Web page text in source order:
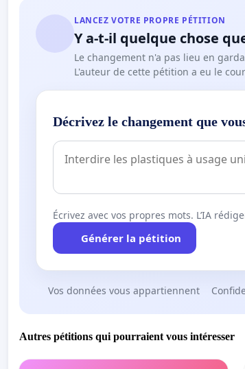
LANCEZ VOTRE PROPRE PÉTITION
Y a-t-il quelque chose
Le changement n'a pas lieu en
L'auteur de cette pétition a eu le
Décrivez le changement que
Écrivez avec vos propres mots. L’IA
Générer la pétition
Vos données vous appartiennent
Autres pétitions qui pourraient vous intéresser